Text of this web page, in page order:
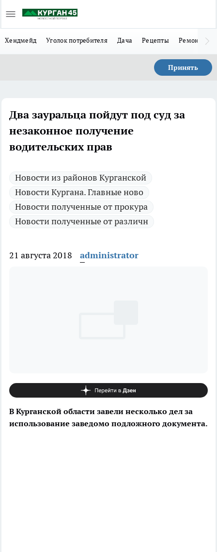
Хендмейд Уголок потребителя Дача Рецепты Ремонт
Принять
Два зауральца пойдут под суд за
незаконное получение
водительских прав
Новости из районов Курганской
Новости Кургана. Главные ново
Новости полученные от прокура
Новости полученные от различн
21 августа 2018 administrator
В Курганской области завели несколько дел за
использование заведомо подложного документа.